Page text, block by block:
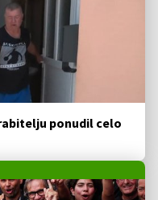
ponudil celo